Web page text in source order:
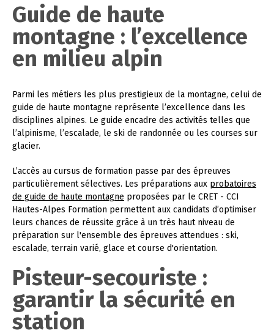
Guide de haute
montagne : l’excellence
en milieu alpin
Parmi les métiers les plus prestigieux de la montagne, celui de
guide de haute montagne représente l’excellence dans les
disciplines alpines. Le guide encadre des activités telles que
l’alpinisme, l’escalade, le ski de randonnée ou les courses sur
glacier.
L’accès au cursus de formation passe par des épreuves
particulièrement sélectives. Les préparations aux probatoires
de guide de haute montagne proposées par le CRET - CCI
Hautes-Alpes Formation permettent aux candidats d’optimiser
leurs chances de réussite grâce à un très haut niveau de
préparation sur l'ensemble des épreuves attendues : ski,
escalade, terrain varié, glace et course d'orientation.
Pisteur-secouriste :
garantir la sécurité en
station